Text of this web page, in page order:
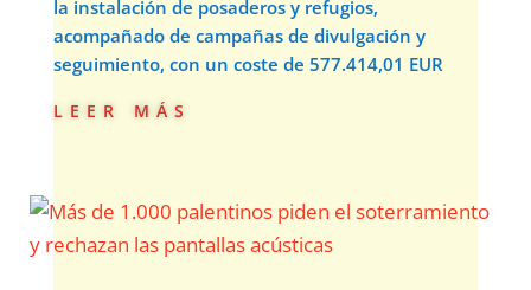
la instalación de posaderos y refugios,
acompañado de campañas de divulgación y
seguimiento, con un coste de 577.414,01 EUR
leer más